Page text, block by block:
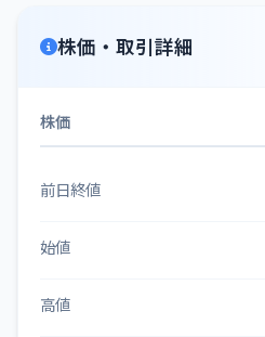
株価・取引詳細
株価
前日終値
始値
高値